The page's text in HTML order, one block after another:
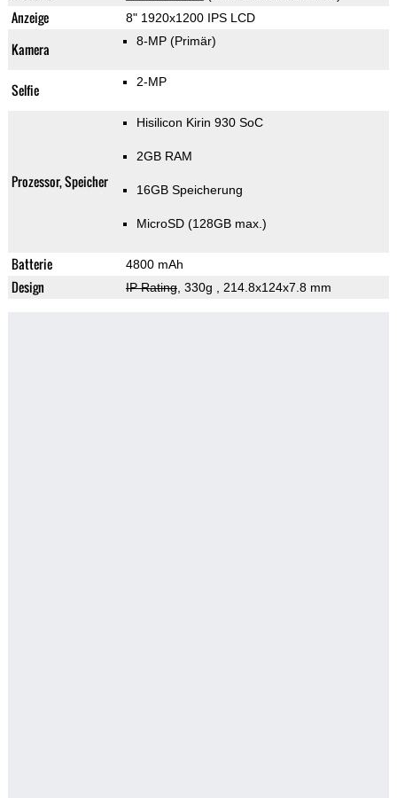
Anzeige 8" 1920x1200 IPS LCD
Kamera 8-MP (Primär)
Selfie 2-MP
Prozessor, Speicher
Hisilicon Kirin 930 SoC
2GB RAM
16GB Speicherung
MicroSD (128GB max.)
Batterie 4800 mAh
Design IP Rating, 330g , 214.8x124x7.8 mm